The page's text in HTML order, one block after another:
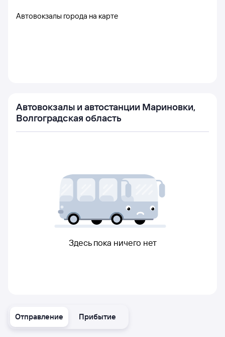
Отправление Прибытие
Автовокзалы города на карте
Автовокзалы и автостанции Мариновки,
Волгоградская область
Здесь пока ничего нет